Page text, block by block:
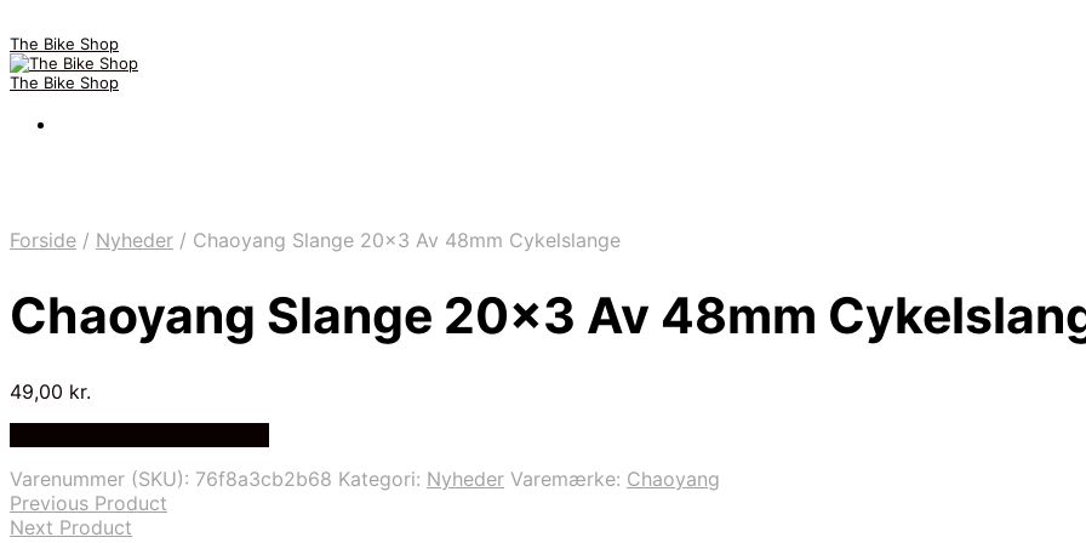
The Bike Shop
The Bike Shop
Forside / Nyheder / Chaoyang Slange 20×3 Av 48mm Cykelslange
Chaoyang Slange 20×3 Av 48mm
49,00 kr.
Varenummer (SKU): 76f8a3cb2b68 Kategori: Nyheder Varemærke: Chaoyang
Previous Product
Next Product